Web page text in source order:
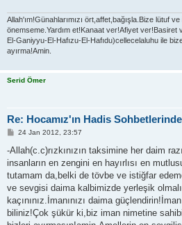
Allah'ım!Günahlarımızı ört,affet,bağışla.Bize lütuf ve
önemseme.Yardım et!Kanaat ver!Afiyet
El-Ganiyyu-El-Hafızu-El-Hafıdu)cellecelaluhu ile
ayırma!Amin.
Serid Ömer
Re: Hocamız'ın Hadis
P
s
24 Jan 2012, 23:57
-Allah(c.c)rızkınızın taksimine her daim
insanların en zengini en hayırlısı en
tutamam da,belki de tövbe ve istiğfar
ve sevgisi daima kalbimizde yerleşik
kaçınınız.İmanınızı daima
biliniz!Çok şükür ki,biz iman nimetine